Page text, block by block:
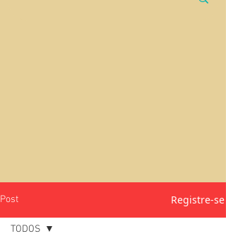
Post Registre-se
TODOS